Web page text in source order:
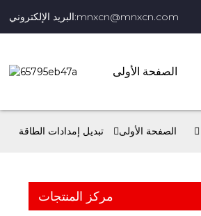
البريد الإلكتروني:mnxcn@mnxcn.com
الصفحة الأولى
الصفحة الأولى تبديل إمدادات الطاقة
مركز المنتجات